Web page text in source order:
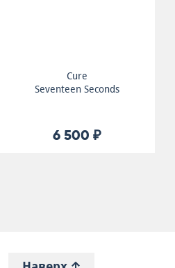
Cure
Seventeen Seconds
6 500 ₽